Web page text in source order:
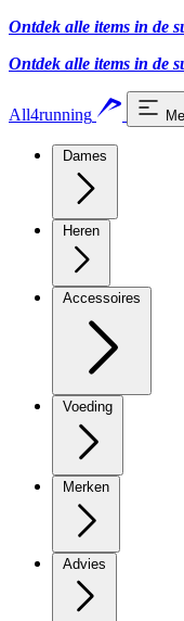
Ontdek alle items in de
Ontdek alle items in de
All4running
Dames
Heren
Accessoires
Voeding
Merken
Advies